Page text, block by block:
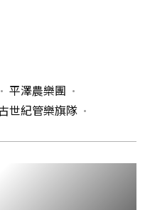
平澤農樂團
世紀管樂旗隊